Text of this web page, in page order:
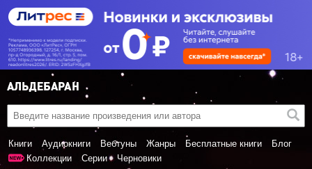
Книги Аудиокниги Вебтуны Жанры Бесплатные книги
Блог
Коллекции
Серии Черновики